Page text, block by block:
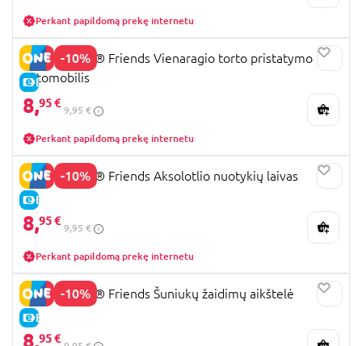
Perkant papildomą prekę internetu
-10%
E-KAINA
42675 LEGO® Friends Vienaragio torto pristatymo
automobilis
8,95 €
9,95 €
Perkant papildomą prekę internetu
-10%
E-KAINA
42681 LEGO® Friends Aksolotlio nuotykių laivas
8,95 €
9,95 €
Perkant papildomą prekę internetu
-10%
E-KAINA
42665 LEGO® Friends Šuniukų žaidimų aikštelė
8,95 €